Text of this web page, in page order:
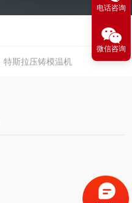
特斯拉压铸模温机
电话咨询
微信咨询